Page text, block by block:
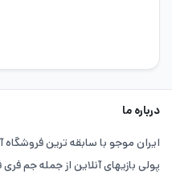
درباره ما
ایران موجو با سابقه ترین فروشگاه
پولی بازیهای آنلاین از جمله جم